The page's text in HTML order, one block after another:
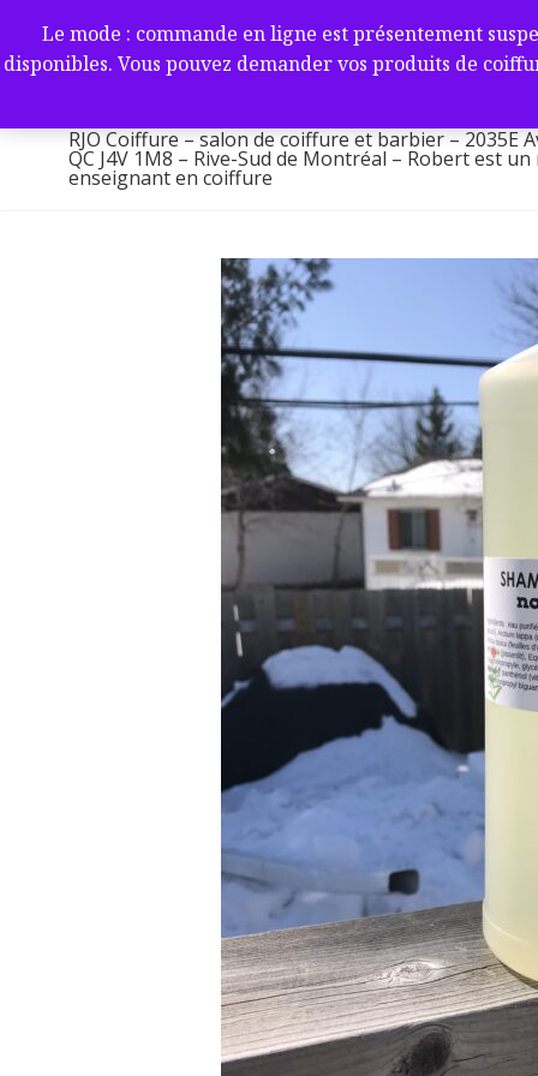
Le mode : commande en ligne est présentement
disponibles. Vous pouvez demander vos produits de
contenu
RJO Coiffure – salon de
-2035E Av. Victoria, Saint-
RJO Coiffure – salon de coiffure et barbier – 2035E
QC J4V 1M8 – Rive-Sud de Montréal – Robert est
enseignant en coiffure